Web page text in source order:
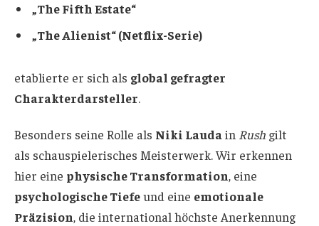
„The Fifth Estate“
„The Alienist“ (Netflix-Serie)
etablierte er sich als global gefragter
Charakterdarsteller.
Besonders seine Rolle als Niki Laudain Rush gilt
als schauspielerisches Meisterwerk. Wir erkennen
hier eine physische Transformation, eine
psychologische Tiefeund eine emotionale
Präzision, die international höchste Anerkennung